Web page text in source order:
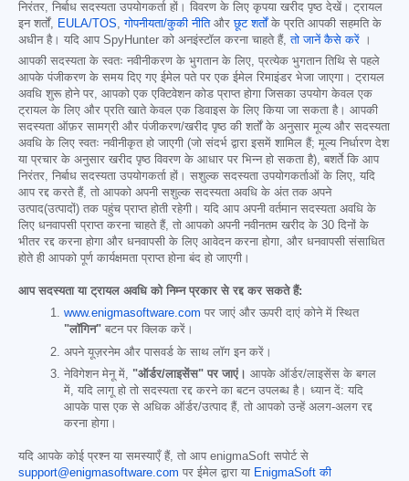
निरंतर, निर्बाध सदस्यता उपयोगकर्ता हों। विवरण के लिए कृपया खरीद पृष्ठ देखें। ट्रायल
इन शर्तों, EULA/TOS,गोपनीयता/कुकी नीतिऔरछूट शर्तोंके प्रति आपकी सहमति के
अधीन है। यदि आप SpyHunter को अनइंस्टॉल करना चाहते हैं,तो जानें कैसे करें ।
आपकी सदस्यता के स्वतः नवीनीकरण के भुगतान के लिए, प्रत्येक भुगतान तिथि से पहले
आपके पंजीकरण के समय दिए गए ईमेल पते पर एक ईमेल रिमाइंडर भेजा जाएगा। ट्रायल
अवधि शुरू होने पर, आपको एक एक्टिवेशन कोड प्राप्त होगा जिसका उपयोग केवल एक
ट्रायल के लिए और प्रति खाते केवल एक डिवाइस के लिए किया जा सकता है। आपकी
सदस्यता ऑफ़र सामग्री और पंजीकरण/खरीद पृष्ठ की शर्तों के अनुसार मूल्य और सदस्यता
अवधि के लिए स्वतः नवीनीकृत हो जाएगी (जो संदर्भ द्वारा इसमें शामिल हैं; मूल्य निर्धारण देश
या प्रचार के अनुसार खरीद पृष्ठ विवरण के आधार पर भिन्न हो सकता है), बशर्ते कि आप
निरंतर, निर्बाध सदस्यता उपयोगकर्ता हों। सशुल्क सदस्यता उपयोगकर्ताओं के लिए, यदि
आप रद्द करते हैं, तो आपको अपनी सशुल्क सदस्यता अवधि के अंत तक अपने
उत्पाद(उत्पादों) तक पहुंच प्राप्त होती रहेगी। यदि आप अपनी वर्तमान सदस्यता अवधि के
लिए धनवापसी प्राप्त करना चाहते हैं, तो आपको अपनी नवीनतम खरीद के 30 दिनों के
भीतर रद्द करना होगा और धनवापसी के लिए आवेदन करना होगा, और धनवापसी संसाधित
होते ही आपको पूर्ण कार्यक्षमता प्राप्त होना बंद हो जाएगी।
आप सदस्यता या ट्रायल अवधि को निम्न प्रकार से रद्द कर सकते हैं:
www.enigmasoftware.com पर जाएं और ऊपरी दाएं कोने में स्थित
"लॉगिन" बटन पर क्लिक करें।
अपने यूज़रनेम और पासवर्ड के साथ लॉग इन करें।
नेविगेशन मेनू में, "ऑर्डर/लाइसेंस" पर जाएं। आपके ऑर्डर/लाइसेंस के बगल
में, यदि लागू हो तो सदस्यता रद्द करने का बटन उपलब्ध है। ध्यान दें: यदि
आपके पास एक से अधिक ऑर्डर/उत्पाद हैं, तो आपको उन्हें अलग-अलग रद्द
करना होगा।
यदि आपके कोई प्रश्न या समस्याएँ हैं, तो आप enigmaSoft सपोर्ट से
support@enigmasoftware.com पर ईमेल द्वारा या EnigmaSoft की